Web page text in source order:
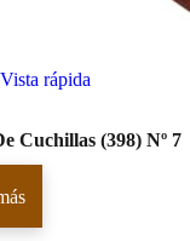
Vista rápida
Cuchillas (398) Nº 7